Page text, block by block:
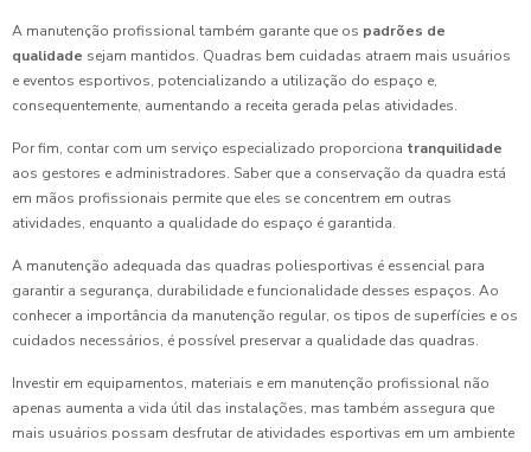
A manutenção profissional também garante que os padrões de
qualidade sejam mantidos. Quadras bem cuidadas atraem mais usuários
e eventos esportivos, potencializando a utilização do espaço e,
consequentemente, aumentando a receita gerada pelas atividades.
Por fim, contar com um serviço especializado proporciona tranquilidade
aos gestores e administradores. Saber que a conservação da quadra está
em mãos profissionais permite que eles se concentrem em outras
atividades, enquanto a qualidade do espaço é garantida.
A manutenção adequada das quadras poliesportivas é essencial para
garantir a segurança, durabilidade e funcionalidade desses espaços. Ao
conhecer a importância da manutenção regular, os tipos de superfícies e os
cuidados necessários, é possível preservar a qualidade das quadras.
Investir em equipamentos, materiais e em manutenção profissional não
apenas aumenta a vida útil das instalações, mas também assegura que
mais usuários possam desfrutar de atividades esportivas em um ambiente